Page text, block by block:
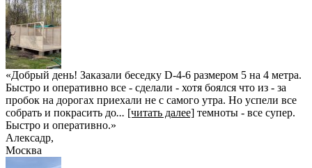
«Добрый день! Заказали беседку D-4-6 размером 5 на 4 метра.
Быстро и оперативно все - сделали - хотя боялся что из - за
пробок на дорогах приехали не с самого утра. Но успели все
собрать и покрасить до... [читать далее] темноты - все супер.
Быстро и оперативно.»
Алексадр,
Москва